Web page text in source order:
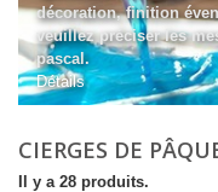
décoration, finition
veuillez préciser les
pascal.
Détails
CIERGES DE
Il y a 28 produits.